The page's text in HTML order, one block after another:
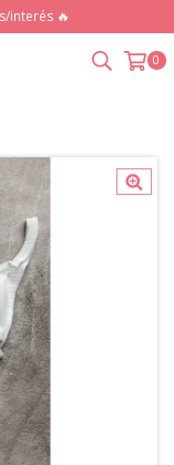
interés 🔥
0